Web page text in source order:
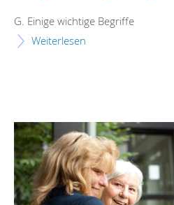
G. Einige wichtige Begriffe
Weiterlesen